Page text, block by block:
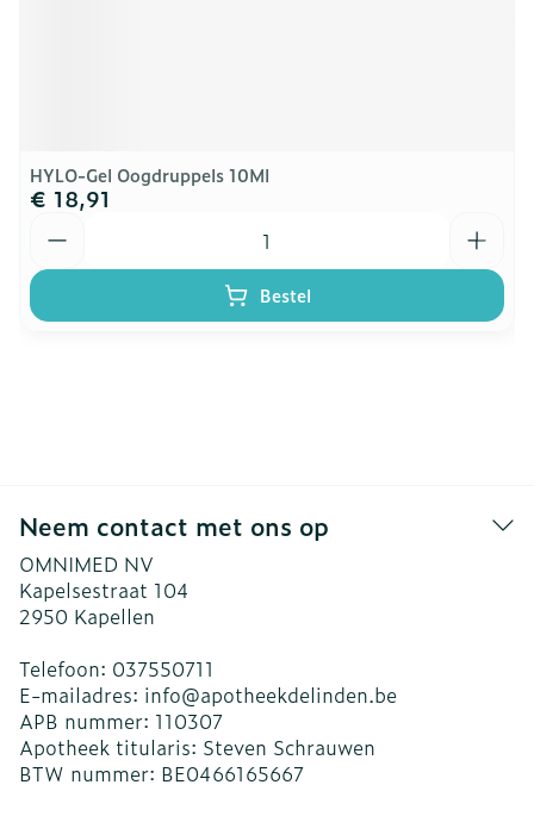
HYLO-Gel Oogdruppels 10Ml
€ 18,91
Bestel
Neem contact met ons op
OMNIMED NV
Kapelsestraat 104
2950 Kapellen
Telefoon: 037550711
E-mailadres: info@apotheekdelinden.be
APB nummer: 110307
Apotheek titularis: Steven Schrauwen
BTW nummer: BE0466165667